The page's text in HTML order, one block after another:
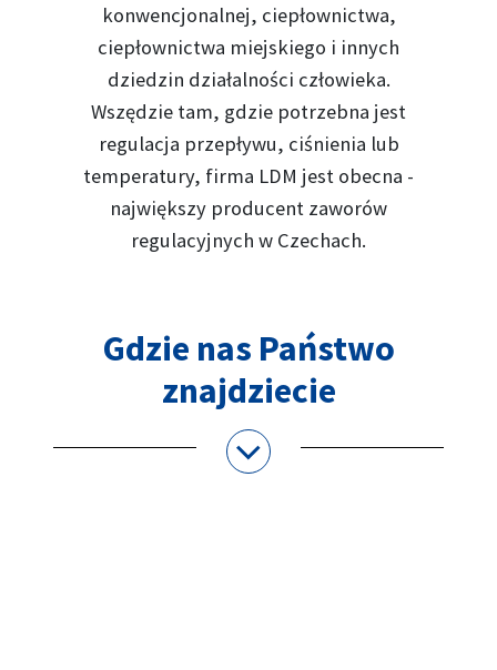
konwencjonalnej, ciepłownictwa,
ciepłownictwa miejskiego i innych
dziedzin działalności człowieka.
Wszędzie tam, gdzie potrzebna jest
regulacja przepływu, ciśnienia lub
temperatury, firma LDM jest obecna -
największy producent zaworów
regulacyjnych w Czechach.
Gdzie nas Państwo
znajdziecie